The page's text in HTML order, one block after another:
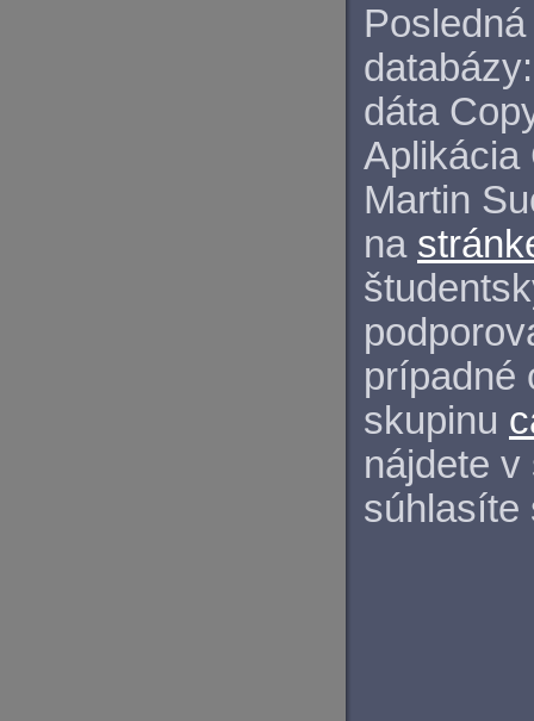
databázy:
dáta
Aplikácia
Martin
na
prípadné
skupinu
nájdete